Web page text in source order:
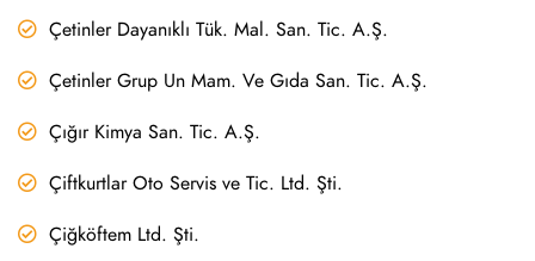
Çetinler Dayanıklı Tük. Mal. San. Tic. A.Ş.
Çetinler Grup Un Mam. Ve Gıda San. Tic. A.Ş.
Çığır Kimya San. Tic. A.Ş.
Çiftkurtlar Oto Servis ve Tic. Ltd. Şti.
Çiğköftem Ltd. Şti.